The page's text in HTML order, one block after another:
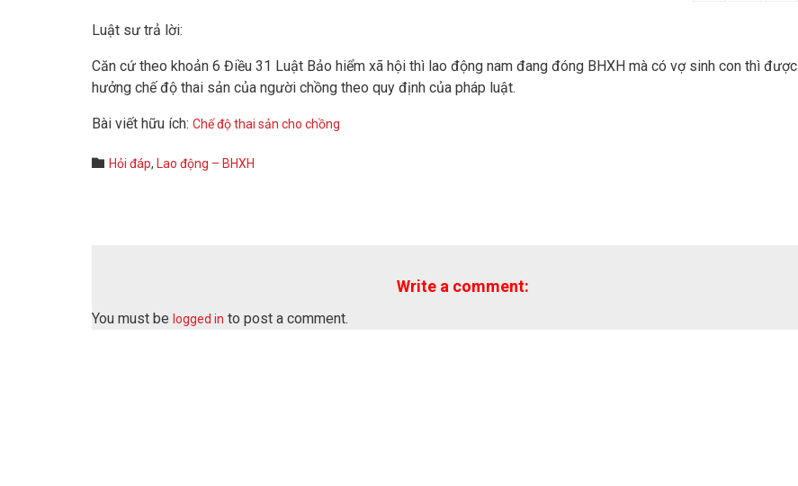
Luật sư trả lời:
Căn cứ theo khoản 6 Điều 31 Luật Bảo hiểm xã hội thì lao động nam đang đóng BHXH mà có vợ sinh con thì được
hưởng chế độ thai sản của người chồng theo quy định của pháp luật.
Bài viết hữu ích: Chế độ thai sản cho chồng
 Category
Hỏi đáp, Lao động – BHXH
Write a comment:
You must be logged in to post a comment.